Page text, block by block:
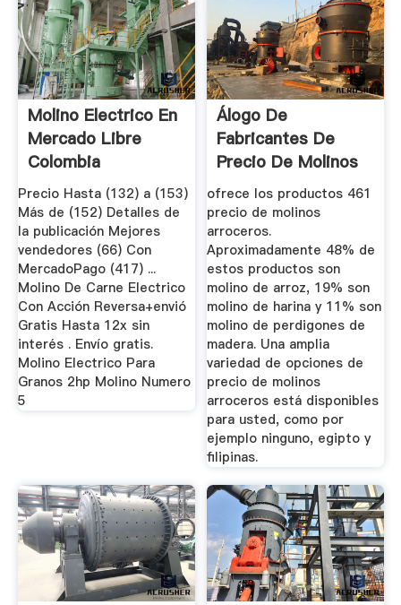
Molino Electrico En
Mercado Libre
Colombia
Precio Hasta (132) a (153)
Más de (152) Detalles de
la publicación Mejores
vendedores (66) Con
MercadoPago (417) ...
Molino De Carne Electrico
Con Acción Reversa+envió
Gratis Hasta 12x sin
interés . Envío gratis.
Molino Electrico Para
Granos 2hp Molino Numero
5
Álogo De
Fabricantes De
Precio De Molinos
Arroceros De ...
ofrece los productos 461
precio de molinos
arroceros.
Aproximadamente 48% de
estos productos son
molino de arroz, 19% son
molino de harina y 11% son
molino de perdigones de
madera. Una amplia
variedad de opciones de
precio de molinos
arroceros está disponibles
para usted, como por
ejemplo ninguno, egipto y
filipinas.